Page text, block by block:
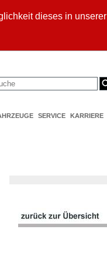
dieses in unserer
SERVICE KARRIERE